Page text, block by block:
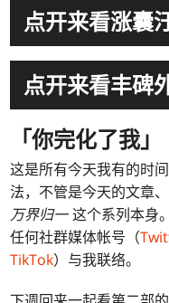
点开来看涨囊
点开来看丰碑
「你完化了我」
这是所有今天我有的时
法，不管是今天的文章
万界归一这个系列本身
任何社群媒体帐号（
TikTok）与我联络。